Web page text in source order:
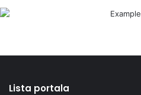
Lista portala